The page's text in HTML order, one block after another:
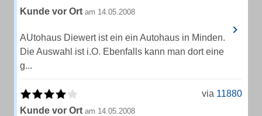
Kunde vor Ort am 14.05.2008
AUtohaus Diewert ist ein ein Autohaus in Minden.
Die Auswahl ist i.O. Ebenfalls kann man dort eine
g...
via 11880
Kunde vor Ort am 14.05.2008